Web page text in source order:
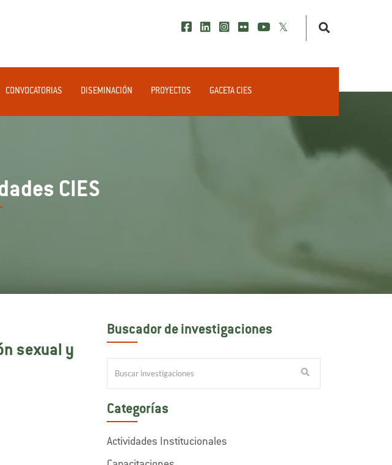
CONVOCATORIAS DISEMINACIÓN PROYECTOS GACETA CIES
CIES
sexual y
Buscador de investigaciones
Categorías
Actividades Institucionales